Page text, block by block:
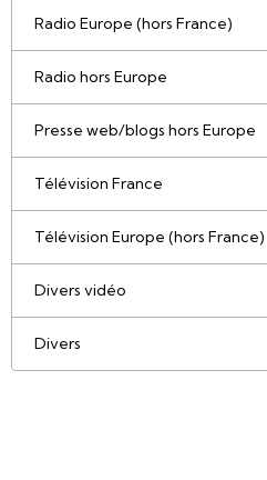
Radio Europe (hors France)
Radio hors Europe
Presse web/blogs hors Europe
Télévision France
Télévision Europe (hors France)
Divers vidéo
Divers